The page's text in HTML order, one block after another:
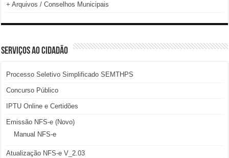
+ Arquivos / Conselhos Municipais
SERVIÇOS AO CIDADÃO
Processo Seletivo Simplificado SEMTHPS
Concurso Público
IPTU Online e Certidões
Emissão NFS-e (Novo)
Manual NFS-e
Atualização NFS-e V_2.03